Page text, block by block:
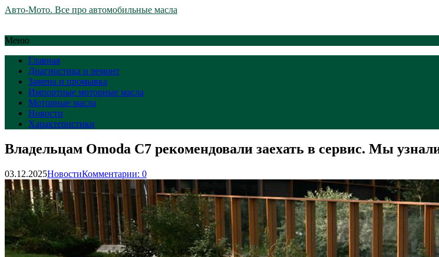
Авто-Мото. Все про автомобильные масла
Меню
Главная
Диагностика и ремонт
Замена и промывка
Импортные моторные масла
Моторные масла
Новости
Характеристики
Владельцам Omoda C7 рекомендовали заехать в сервис. Мы
03.12.2025НовостиКомментарии: 0